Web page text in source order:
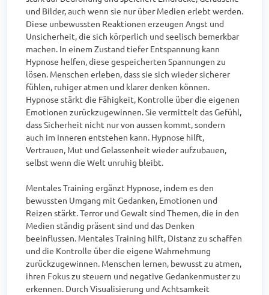
und Bilder, auch wenn sie nur über Medien erlebt werden.
Diese unbewussten Reaktionen erzeugen Angst und
Unsicherheit, die sich körperlich und seelisch bemerkbar
machen. In einem Zustand tiefer Entspannung kann
Hypnose helfen, diese gespeicherten Spannungen zu
lösen. Menschen erleben, dass sie sich wieder sicherer
fühlen, ruhiger atmen und klarer denken können.
Hypnose stärkt die Fähigkeit, Kontrolle über die eigenen
Emotionen zurückzugewinnen. Sie vermittelt das Gefühl,
dass Sicherheit nicht nur von aussen kommt, sondern
auch im Inneren entstehen kann. Hypnose hilft,
Vertrauen, Mut und Gelassenheit wieder aufzubauen,
selbst wenn die Welt unruhig bleibt.
Mentales Training ergänzt Hypnose, indem es den
bewussten Umgang mit Gedanken, Emotionen und
Reizen stärkt. Terror und Gewalt sind Themen, die in den
Medien ständig präsent sind und das Denken
beeinflussen. Mentales Training hilft, Distanz zu schaffen
und die Kontrolle über die eigene Wahrnehmung
zurückzugewinnen. Menschen lernen, bewusst zu atmen,
ihren Fokus zu steuern und negative Gedankenmuster zu
erkennen. Durch Visualisierung und Achtsamkeit